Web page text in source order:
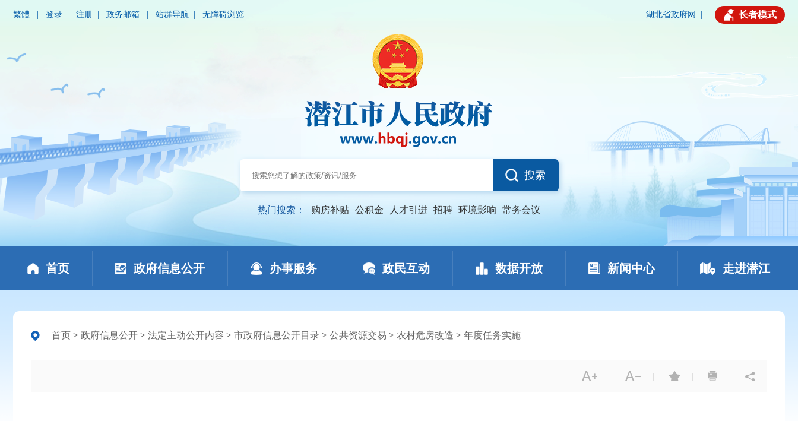
繁體 登录 注册 政务邮箱 站群导航 无障碍浏览 湖北省政府网 长者模式
搜索
热门搜索： 购房补贴 公积金 人才引进 招聘 环境影响 常务会议
首页 政府信息公开 办事服务 政民互动 数据开放 新闻中心 走进潜江
首页 > 政府信息公开 > 法定主动公开内容 > 市政府信息公开目录 > 公共资源交易 > 农村危房改造 > 年度任务实施
| | | |